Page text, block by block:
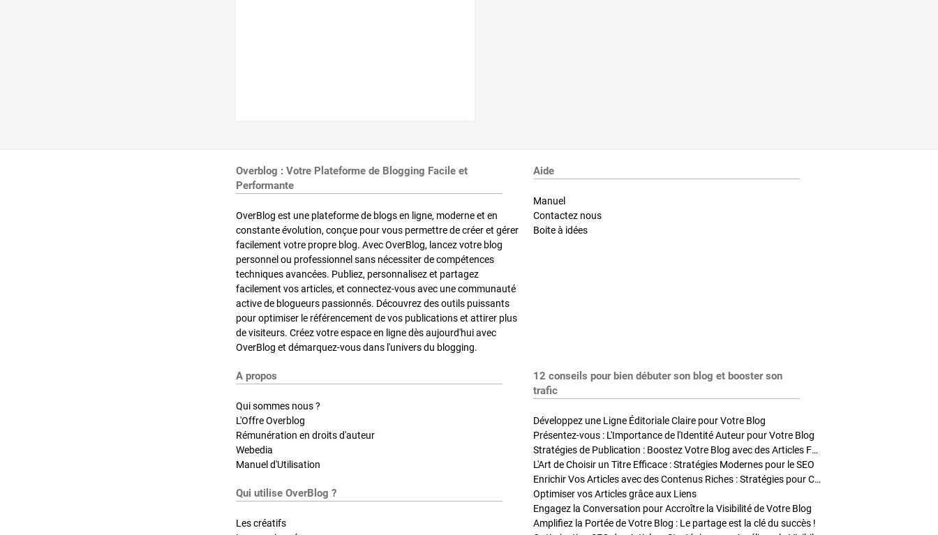
Overblog : Votre Plateforme de Blogging Facile et
Performante
OverBlog est une plateforme de blogs en ligne, moderne et en
constante évolution, conçue pour vous permettre de créer et gérer
facilement votre propre blog. Avec OverBlog, lancez votre blog
personnel ou professionnel sans nécessiter de compétences
techniques avancées. Publiez, personnalisez et partagez
facilement vos articles, et connectez-vous avec une communauté
active de blogueurs passionnés. Découvrez des outils puissants
pour optimiser le référencement de vos publications et attirer plus
de visiteurs. Créez votre espace en ligne dès aujourd'hui avec
OverBlog et démarquez-vous dans l'univers du blogging.
Aide
Manuel
Contactez nous
Boite à idées
A propos
Qui sommes nous ?
L'Offre Overblog
Rémunération en droits d'auteur
Webedia
Manuel d'Utilisation
Qui utilise OverBlog ?
Les créatifs
12 conseils pour bien débuter son blog et booster son
trafic
Développez une Ligne Éditoriale Claire pour Votre Blog
Présentez-vous : L'Importance de l'Identité Auteur pour Votre Blog
Stratégies de Publication : Boostez Votre Blog avec des Articles Fréquents et Exclusifs
L'Art de Choisir un Titre Efficace : Stratégies Modernes pour le SEO
Enrichir Vos Articles avec des Contenus Riches : Stratégies pour Captiver et Optimiser
Optimiser vos Articles grâce aux Liens
Engagez la Conversation pour Accroître la Visibilité de Votre Blog
Amplifiez la Portée de Votre Blog : Le partage est la clé du succès !